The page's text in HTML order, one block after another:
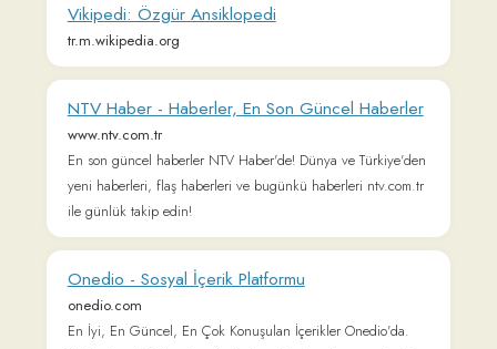
HikayelerOku.net 📖
Haber.com - Son Dakika Haberler ve Güncel
Haberler
Türkiye ve Dünyadan en son haber gelişmelerini anında
öğrenin. Son dakika haberleri, güncel spor, siyaset, ekonomi
haberleri, Hava Durumu Haber.com'da
Birgün Gazetesi | Haber, Son Dakika Haberleri
ve Güncel Haberler
Haberler, son dakika haberleri ve güncel haberler Birgün
Gazetesinde. Ekonomiden siyasete, spordan yaşama güncel